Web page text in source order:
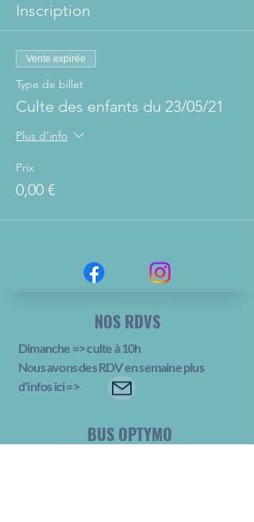
Inscription
Vente expirée
Type de billet
Culte des enfants du 23/05/21
Plus d'info
Prix
0,00 €
NOS RDVS
Dimanche => culte à 10h
Nous avons des RDV en semaine plus
d'infos ici=>
BUS OPTYMO